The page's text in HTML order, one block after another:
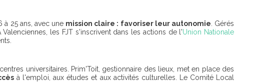
à 25 ans, avec une mission claire : favoriser leur autonomie . Gérés
les FJT s'inscrivent dans les actions de l'Union Nationale
universitaires. Prim'Toit, gestionnaire des lieux, met en place des
à l'emploi, aux études et aux activités culturelles. Le Comité Local